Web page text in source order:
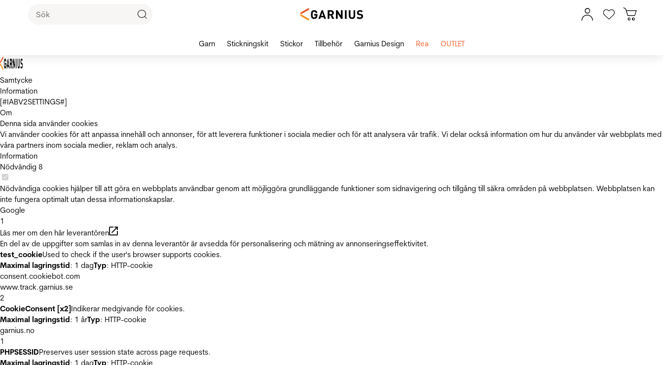
Samtycke
Information
[#IABV2SETTINGS#]
Om
Denna sida använder cookies
Vi använder cookies för att anpassa innehåll och annonser, för att leverera funktioner i sociala medier och för att analysera vår trafik. Vi delar också information om hur du använder vår webbplats med
våra partners inom sociala medier, reklam och analys.
Information
Nödvändig 8
Nödvändiga cookies hjälper till att göra en webbplats användbar genom att möjliggöra grundläggande funktioner som sidnavigering och tillgång till säkra områden på webbplatsen. Webbplatsen kan
inte fungera optimalt utan dessa informationskapslar.
Google
1
Läs mer om den här leverantören
En del av de uppgifter som samlas in av denna leverantör är avsedda för personalisering och mätning av annonseringseffektivitet.
test_cookieUsed to check if the user's browser supports cookies.
Maximal lagringstid: 1 dagTyp: HTTP-cookie
consent.cookiebot.com
www.track.garnius.se
2
CookieConsent [x2]Indikerar medgivande för cookies.
Maximal lagringstid: 1 årTyp: HTTP-cookie
garnius.no
1
PHPSESSIDPreserves user session state across page requests.
Maximal lagringstid: 1 dagTyp: HTTP-cookie
Garn Stickningskit Stickor Tillbehör Garnius Design Rea OUTLET